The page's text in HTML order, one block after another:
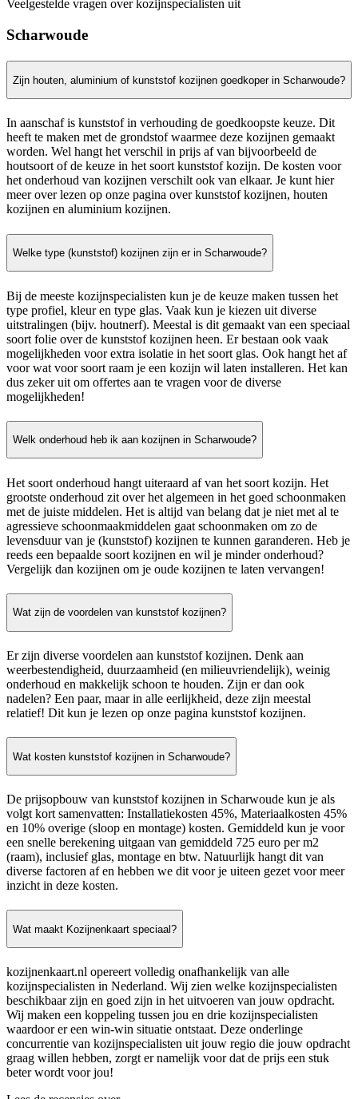
Veelgestelde vragen over kozijnspecialisten uit
Scharwoude
Zijn houten, aluminium of kunststof kozijnen goedkoper in Scharwoude?
In aanschaf is kunststof in verhouding de goedkoopste keuze. Dit
heeft te maken met de grondstof waarmee deze kozijnen gemaakt
worden. Wel hangt het verschil in prijs af van bijvoorbeeld de
houtsoort of de keuze in het soort kunststof kozijn. De kosten voor
het onderhoud van kozijnen verschilt ook van elkaar. Je kunt hier
meer over lezen op onze pagina over kunststof kozijnen, houten
kozijnen en aluminium kozijnen.
Welke type (kunststof) kozijnen zijn er in Scharwoude?
Bij de meeste kozijnspecialisten kun je de keuze maken tussen het
type profiel, kleur en type glas. Vaak kun je kiezen uit diverse
uitstralingen (bijv. houtnerf). Meestal is dit gemaakt van een speciaal
soort folie over de kunststof kozijnen heen. Er bestaan ook vaak
mogelijkheden voor extra isolatie in het soort glas. Ook hangt het af
voor wat voor soort raam je een kozijn wil laten installeren. Het kan
dus zeker uit om offertes aan te vragen voor de diverse
mogelijkheden!
Welk onderhoud heb ik aan kozijnen in Scharwoude?
Het soort onderhoud hangt uiteraard af van het soort kozijn. Het
grootste onderhoud zit over het algemeen in het goed schoonmaken
met de juiste middelen. Het is altijd van belang dat je niet met al te
agressieve schoonmaakmiddelen gaat schoonmaken om zo de
levensduur van je (kunststof) kozijnen te kunnen garanderen. Heb je
reeds een bepaalde soort kozijnen en wil je minder onderhoud?
Vergelijk dan kozijnen om je oude kozijnen te laten vervangen!
Wat zijn de voordelen van kunststof kozijnen?
Er zijn diverse voordelen aan kunststof kozijnen. Denk aan
weerbestendigheid, duurzaamheid (en milieuvriendelijk), weinig
onderhoud en makkelijk schoon te houden. Zijn er dan ook
nadelen? Een paar, maar in alle eerlijkheid, deze zijn meestal
relatief! Dit kun je lezen op onze pagina kunststof kozijnen.
Wat kosten kunststof kozijnen in Scharwoude?
De prijsopbouw van kunststof kozijnen in Scharwoude kun je als
volgt kort samenvatten: Installatiekosten 45%, Materiaalkosten 45%
en 10% overige (sloop en montage) kosten. Gemiddeld kun je voor
een snelle berekening uitgaan van gemiddeld 725 euro per m2
(raam), inclusief glas, montage en btw. Natuurlijk hangt dit van
diverse factoren af en hebben we dit voor je uiteen gezet voor meer
inzicht in deze kosten.
Wat maakt Kozijnenkaart speciaal?
kozijnenkaart.nl opereert volledig onafhankelijk van alle
kozijnspecialisten in Nederland. Wij zien welke kozijnspecialisten
beschikbaar zijn en goed zijn in het uitvoeren van jouw opdracht.
Wij maken een koppeling tussen jou en drie kozijnspecialisten
waardoor er een win-win situatie ontstaat. Deze onderlinge
concurrentie van kozijnspecialisten uit jouw regio die jouw opdracht
graag willen hebben, zorgt er namelijk voor dat de prijs een stuk
beter wordt voor jou!